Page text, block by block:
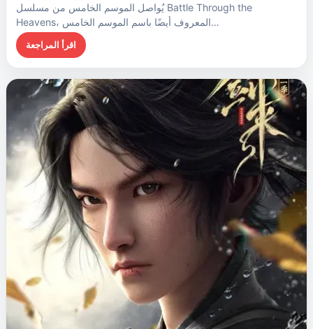
يُواصل الموسم الخامس من مسلسل Battle Through the
Heavens، المعروف أيضًا باسم الموسم الخامس…
اقرأ المراجعة